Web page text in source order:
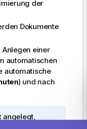
der
Dokumente
Anlegen einer
automatischen
automatische
) und nach
angelegt,